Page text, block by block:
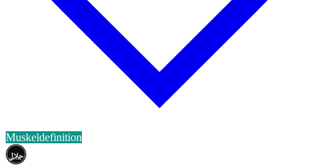
Muskeldefinition
حلال
HALAL